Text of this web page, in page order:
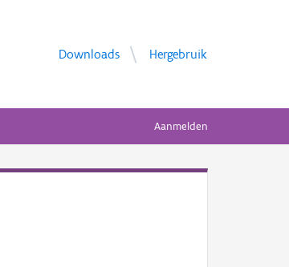
Downloads Hergebruik
Aanmelden